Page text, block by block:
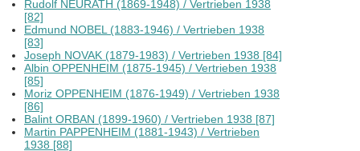
Rudolf NEURATH (1869-1948) / Vertrieben 1938
[82]
Edmund NOBEL (1883-1946) / Vertrieben 1938
[83]
Joseph NOVAK (1879-1983) / Vertrieben 1938 [84]
Albin OPPENHEIM (1875-1945) / Vertrieben 1938
[85]
Moriz OPPENHEIM (1876-1949) / Vertrieben 1938
[86]
Balint ORBAN (1899-1960) / Vertrieben 1938 [87]
Martin PAPPENHEIM (1881-1943) / Vertrieben
1938 [88]